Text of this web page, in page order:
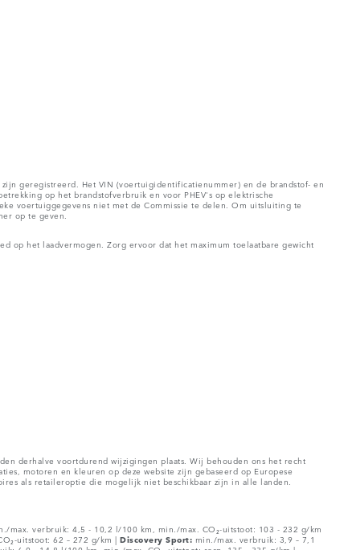
geregistreerd. Het VIN (voertuigidentificatienummer) en de brandstof- en
op het brandstofverbruik en voor PHEV's op elektrische
voertuiggegevens niet met de Commissie te delen. Om uitsluiting te
op te geven.
op het laadvermogen. Zorg ervoor dat het maximum toelaatbare gewicht
derhalve voortdurend wijzigingen plaats. Wij behouden ons het recht
motoren en kleuren op deze website zijn gebaseerd op Europese
als retaileroptie die mogelijk niet beschikbaar zijn in alle landen.
max. verbruik: 4,5 - 10,2 l/100 km, min./max. CO₂-uitstoot: 103 - 232 g/km
uitstoot: 62 – 272 g/km | Discovery Sport: min./max. verbruik: 3,9 – 7,1